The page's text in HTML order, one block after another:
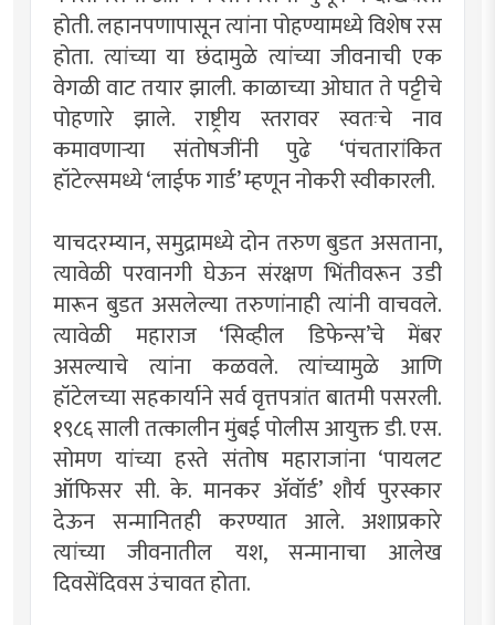
होती. लहानपणापासून त्यांना पोहण्यामध्ये विशेष रस
होता. त्यांच्या या छंदामुळे त्यांच्या जीवनाची एक
वेगळी वाट तयार झाली. काळाच्या ओघात ते पट्टीचे
पोहणारे झाले. राष्ट्रीय स्तरावर स्वतःचे नाव
कमावणार्‍या संतोषजींनी पुढे ‘पंचतारांकित
हॉटेल्समध्ये ‘लाईफ गार्ड’ म्हणून नोकरी स्वीकारली.
याचदरम्यान, समुद्रामध्ये दोन तरुण बुडत असताना,
त्यावेळी परवानगी घेऊन संरक्षण भिंतीवरून उडी
मारून बुडत असलेल्या तरुणांनाही त्यांनी वाचवले.
त्यावेळी महाराज ‘सिव्हील डिफेन्स’चे मेंबर
असल्याचे त्यांना कळवले. त्यांच्यामुळे आणि
हॉटेलच्या सहकार्याने सर्व वृत्तपत्रांत बातमी पसरली.
१९८६ साली तत्कालीन मुंबई पोलीस आयुक्त डी. एस.
सोमण यांच्या हस्ते संतोष महाराजांना ‘पायलट
ऑफिसर सी. के. मानकर अ‍ॅवॉर्ड’ शौर्य पुरस्कार
देऊन सन्मानितही करण्यात आले. अशाप्रकारे
त्यांच्या जीवनातील यश, सन्मानाचा आलेख
दिवसेंदिवस उंचावत होता.